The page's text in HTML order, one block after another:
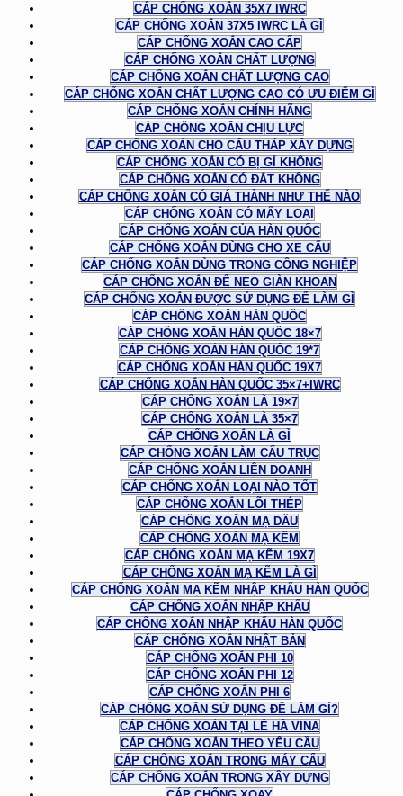
CÁP CHỐNG XOẮN 35X7 IWRC
CÁP CHỐNG XOẮN 37X5 IWRC LÀ GÌ
CÁP CHỐNG XOẮN CAO CẤP
CÁP CHỐNG XOẮN CHẤT LƯỢNG
CÁP CHỐNG XOẮN CHẤT LƯỢNG CAO
CÁP CHỐNG XOẮN CHẤT LƯỢNG CAO CÓ ƯU ĐIỂM GÌ
CÁP CHỐNG XOẮN CHÍNH HÃNG
CÁP CHỐNG XOẮN CHỊU LỰC
CÁP CHỐNG XOẮN CHO CẨU THÁP XÂY DỰNG
CÁP CHỐNG XOẮN CÓ BỊ GỈ KHÔNG
CÁP CHỐNG XOẮN CÓ ĐẮT KHÔNG
CÁP CHỐNG XOẮN CÓ GIÁ THÀNH NHƯ THẾ NÀO
CÁP CHỐNG XOẮN CÓ MẤY LOẠI
CÁP CHỐNG XOẮN CỦA HÀN QUỐC
CÁP CHỐNG XOẮN DÙNG CHO XE CẨU
CÁP CHỐNG XOẮN DÙNG TRONG CÔNG NGHIỆP
CÁP CHỐNG XOẮN ĐỂ NEO GIÀN KHOAN
CÁP CHỐNG XOẮN ĐƯỢC SỬ DỤNG ĐỂ LÀM GÌ
CÁP CHỐNG XOẮN HÀN QUỐC
CÁP CHỐNG XOẮN HÀN QUỐC 18×7
CÁP CHỐNG XOẮN HÀN QUỐC 19*7
CÁP CHỐNG XOẮN HÀN QUỐC 19X7
CÁP CHỐNG XOẮN HÀN QUỐC 35×7+IWRC
CÁP CHỐNG XOẮN LÀ 19×7
CÁP CHỐNG XOẮN LÀ 35×7
CÁP CHỐNG XOẮN LÀ GÌ
CÁP CHỐNG XOẮN LÀM CẨU TRỤC
CÁP CHỐNG XOẮN LIÊN DOANH
CÁP CHỐNG XOẮN LOẠI NÀO TỐT
CÁP CHỐNG XOẮN LÕI THÉP
CÁP CHỐNG XOẮN MẠ DẦU
CÁP CHỐNG XOẮN MẠ KẼM
CÁP CHỐNG XOẮN MẠ KẼM 19X7
CÁP CHỐNG XOẮN MẠ KẼM LÀ GÌ
CÁP CHỐNG XOẮN MẠ KẼM NHẬP KHẨU HÀN QUỐC
CÁP CHỐNG XOẮN NHẬP KHẨU
CÁP CHỐNG XOẮN NHẬP KHẨU HÀN QUỐC
CÁP CHỐNG XOẮN NHẬT BẢN
CÁP CHỐNG XOẮN PHI 10
CÁP CHỐNG XOẮN PHI 12
CÁP CHỐNG XOẮN PHI 6
CÁP CHỐNG XOẮN SỬ DỤNG ĐỂ LÀM GÌ?
CÁP CHỐNG XOẮN TẠI LÊ HÀ VINA
CÁP CHỐNG XOẮN THEO YÊU CẦU
CÁP CHỐNG XOẮN TRONG MÁY CẨU
CÁP CHỐNG XOẮN TRONG XÂY DỰNG